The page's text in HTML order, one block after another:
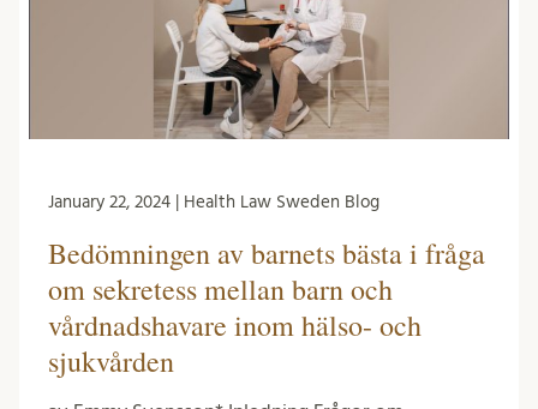
January 22, 2024 | Health Law Sweden Blog
Bedömningen av barnets bästa i fråga
om sekretess mellan barn och
vårdnadshavare inom hälso- och
sjukvården